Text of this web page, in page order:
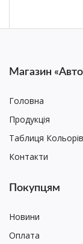
Магазин
Головна
Продукція
Таблиця
Контакти
Покупцям
Новини
Оплата